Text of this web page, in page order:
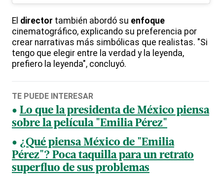
El director también abordó su enfoque
cinematográfico, explicando su preferencia por
crear narrativas más simbólicas que realistas. "Si
tengo que elegir entre la verdad y la leyenda,
prefiero la leyenda", concluyó.
TE PUEDE INTERESAR
Lo que la presidenta de México piensa
sobre la película "Emilia Pérez"
¿Qué piensa México de "Emilia
Pérez"? Poca taquilla para un retrato
superfluo de sus problemas